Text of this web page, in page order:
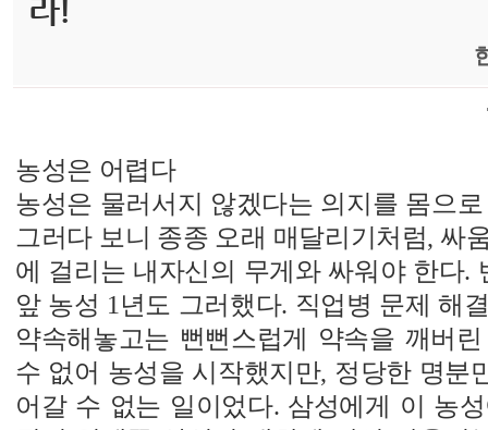
라!
농성은 어렵다
농성은 물러서지 않겠다는 의지를 몸으
그러다 보니 종종 오래 매달리기처럼, 싸
에 걸리는 내자신의 무게와 싸워야 한다.
앞 농성 1년도 그러했다. 직업병 문제 해
약속해놓고는 뻔뻔스럽게 약속을 깨버
수 없어 농성을 시작했지만, 정당한 명분
어갈 수 없는 일이었다. 삼성에게 이 농